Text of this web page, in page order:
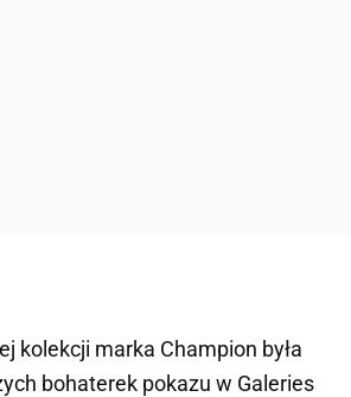
kolekcji marka Champion była
bohaterek pokazu w Galeries